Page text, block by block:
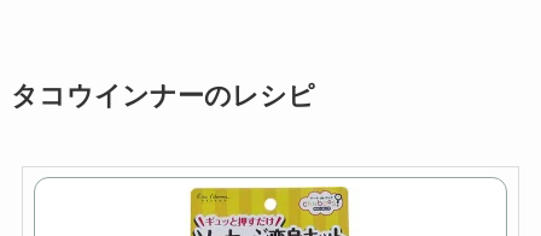
タコウインナーのレシピ